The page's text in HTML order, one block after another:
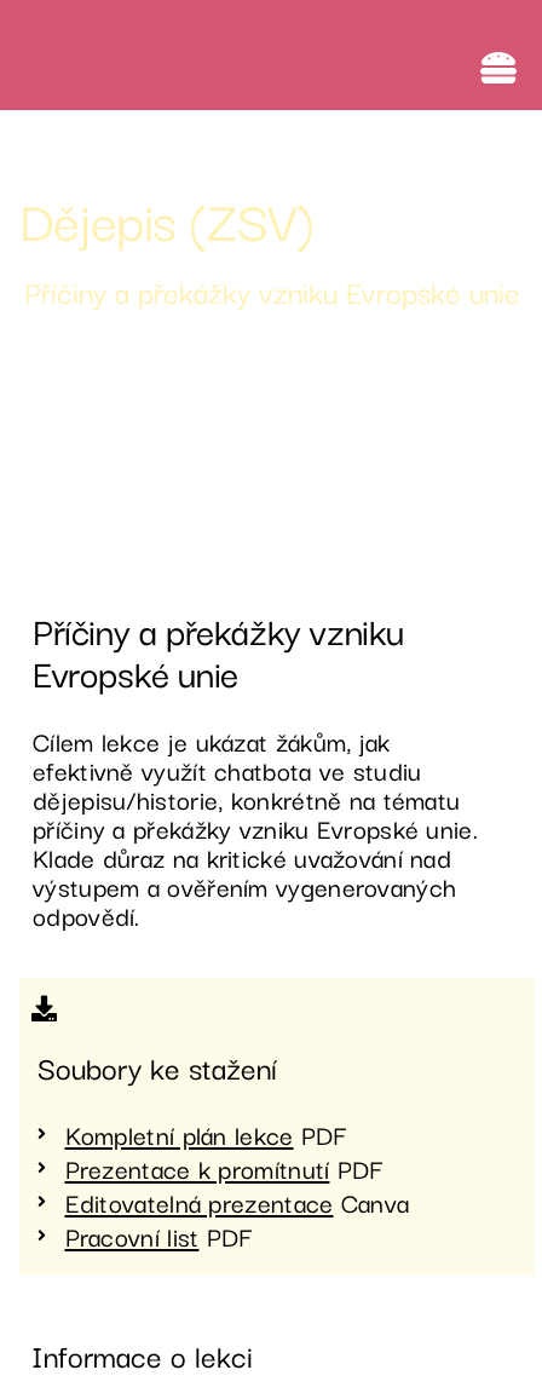
Dějepis (ZSV)
Příčiny a překážky vzniku Evropské unie
Příčiny a překážky vzniku
Evropské unie
Cílem lekce je ukázat žákům, jak
efektivně využít chatbota ve studiu
dějepisu/historie, konkrétně na tématu
příčiny a překážky vzniku Evropské unie.
Klade důraz na kritické uvažování nad
výstupem a ověřením vygenerovaných
odpovědí.
Soubory ke stažení
Kompletní plán lekce PDF
Prezentace k promítnutíPDF
Editovatelná prezentace Canva
Pracovní list PDF
Informace o lekci